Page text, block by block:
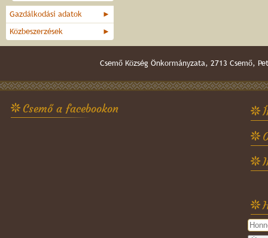
►
Gazdálkodási adatok
►
Közbeszerzések
Csemő Község Önkormányzata, 2713
Csemő a facebookon